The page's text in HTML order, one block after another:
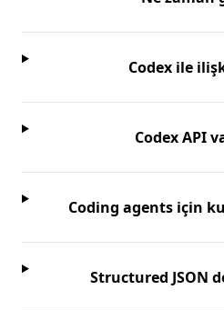
Codex ile
Codex API
Coding agents için
Structured JSON